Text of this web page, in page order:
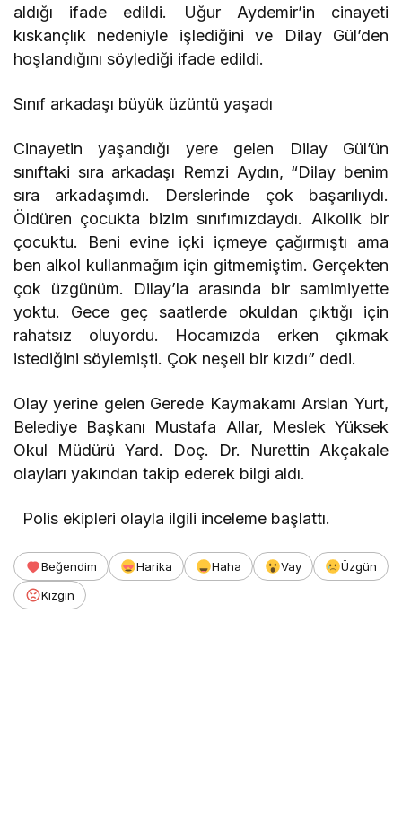
aldığı ifade edildi. Uğur Aydemir’in cinayeti
kıskançlık nedeniyle işlediğini ve Dilay Gül’den
hoşlandığını söylediği ifade edildi.
Sınıf arkadaşı büyük üzüntü yaşadı
Cinayetin yaşandığı yere gelen Dilay Gül’ün
sınıftaki sıra arkadaşı Remzi Aydın, “Dilay benim
sıra arkadaşımdı. Derslerinde çok başarılıydı.
Öldüren çocukta bizim sınıfımızdaydı. Alkolik bir
çocuktu. Beni evine içki içmeye çağırmıştı ama
ben alkol kullanmağım için gitmemiştim. Gerçekten
çok üzgünüm. Dilay’la arasında bir samimiyette
yoktu. Gece geç saatlerde okuldan çıktığı için
rahatsız oluyordu. Hocamızda erken çıkmak
istediğini söylemişti. Çok neşeli bir kızdı” dedi.
Olay yerine gelen Gerede Kaymakamı Arslan Yurt,
Belediye Başkanı Mustafa Allar, Meslek Yüksek
Okul Müdürü Yard. Doç. Dr. Nurettin Akçakale
olayları yakından takip ederek bilgi aldı.
Polis ekipleri olayla ilgili inceleme başlattı.
Beğendim Harika Haha Vay
Üzgün
Kızgın